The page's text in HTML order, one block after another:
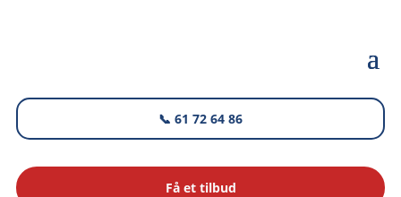
📞 61 72 64 86
Få et tilbud